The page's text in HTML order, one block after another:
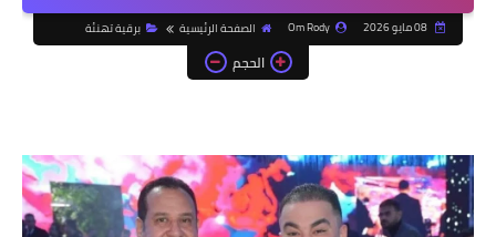
08 مايو 2026 Om Rody الصفحة الرئيسية برقية تهنئة
الحجم